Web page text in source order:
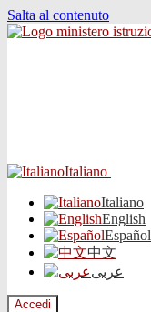
Salta al contenuto
Italiano
Italiano
English
Español
中文
عربى
Accedi